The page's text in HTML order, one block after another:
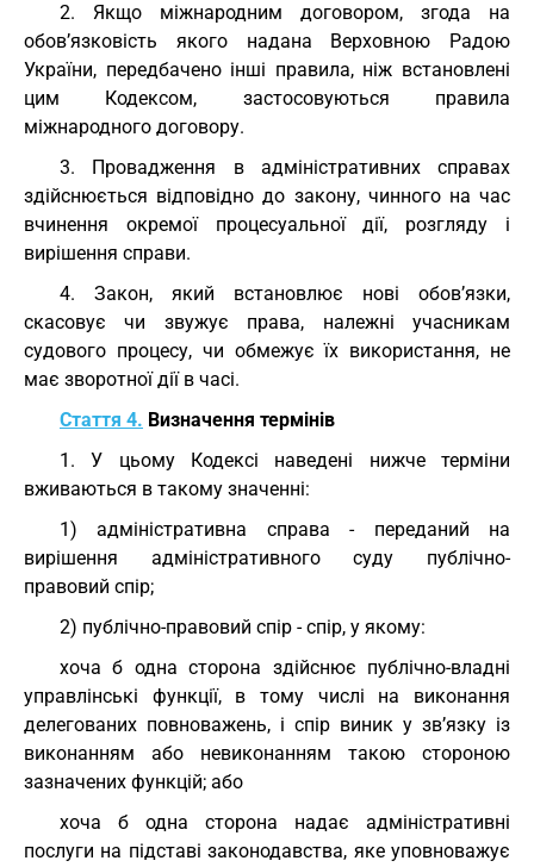
2. Якщо міжнародним договором, згода на
обов’язковість якого надана Верховною Радою
України, передбачено інші правила, ніж встановлені
цим Кодексом, застосовуються правила
міжнародного договору.
3. Провадження в адміністративних справах
здійснюється відповідно до закону, чинного на час
вчинення окремої процесуальної дії, розгляду і
вирішення справи.
4. Закон, який встановлює нові обов’язки,
скасовує чи звужує права, належні учасникам
судового процесу, чи обмежує їх використання, не
має зворотної дії в часі.
Стаття 4. Визначення термінів
1. У цьому Кодексі наведені нижче терміни
вживаються в такому значенні:
1) адміністративна справа - переданий на
вирішення адміністративного суду публічно-
правовий спір;
2) публічно-правовий спір - спір, у якому:
хоча б одна сторона здійснює публічно-владні
управлінські функції, в тому числі на виконання
делегованих повноважень, і спір виник у зв’язку із
виконанням або невиконанням такою стороною
зазначених функцій; або
хоча б одна сторона надає адміністративні
послуги на підставі законодавства, яке уповноважує